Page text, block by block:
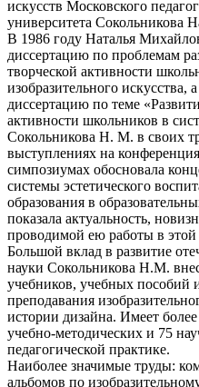
искусств Московского
университета Сокольникова
В 1986 году Наталья
диссертацию по проблемам
творческой активности
изобразительного
диссертацию по теме
активности школьников в
Сокольникова Н. М. в своих
выступлениях на
симпозиумах обосновала
системы эстетического
образования в
показала актуальность,
проводимой ею работы в этой
Большой вклад в развитие
науки Сокольникова Н.М.
учебников, учебных пособий
преподавания
истории дизайна. Имеет
учебно-методических и 75
педагогической практике.
Наиболее значимые труды:
альбомов по